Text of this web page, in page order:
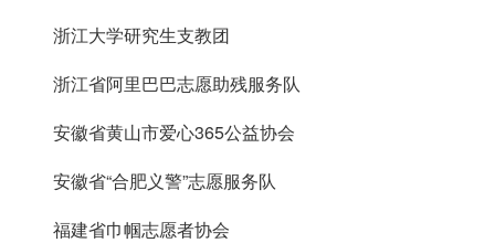
浙江大学研究生支教团
浙江省阿里巴巴志愿助残服务队
安徽省黄山市爱心365公益协会
安徽省“合肥义警”志愿服务队
福建省巾帼志愿者协会